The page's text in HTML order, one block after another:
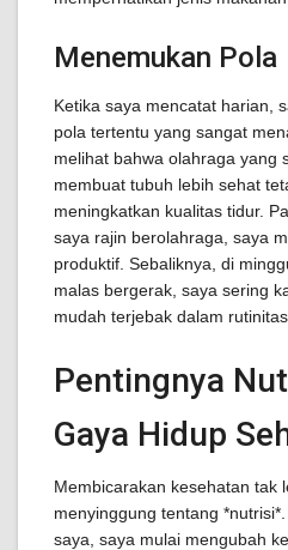
Menemukan Pola
Ketika saya mencatat harian,
pola tertentu yang sangat
melihat bahwa olahraga yang
membuat tubuh lebih sehat
meningkatkan kualitas tidur.
saya rajin berolahraga, saya
produktif. Sebaliknya, di
malas bergerak, saya sering
mudah terjebak dalam
Pentingnya
Gaya Hidup
Membicarakan kesehatan tak
menyinggung tentang
saya, saya mulai mengubah